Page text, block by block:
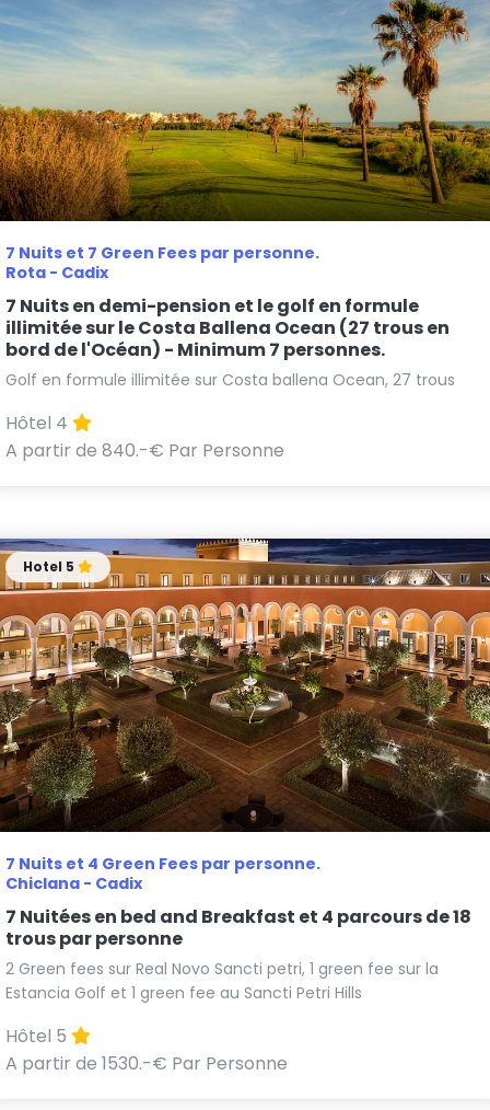
7 Nuits et 7 Green Fees par personne.
Rota - Cadix
7 Nuits en demi-pension et le golf en formule
illimitée sur le Costa Ballena Ocean (27 trous en
bord de l'Océan) - Minimum 7 personnes.
Golf en formule illimitée sur Costa ballena Ocean, 27 trous
Hôtel 4
A partir de 840.-€ Par Personne
7 Nuits et 4 Green Fees par personne.
Chiclana - Cadix
Hotel 5
7 Nuitées en bed and Breakfast et 4 parcours de 18
trous par personne
2 Green fees sur Real Novo Sancti petri, 1 green fee sur la
Estancia Golf et 1 green fee au Sancti Petri Hills
Hôtel 5
A partir de 1530.-€ Par Personne